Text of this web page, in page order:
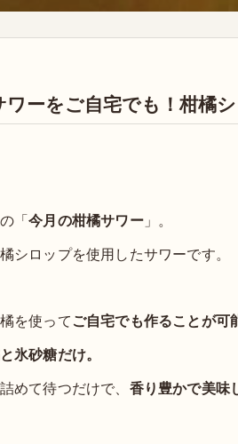
ワーをご自宅でも！柑橘
「今月の柑橘サワー」。
シロップを使用したサワーです。
を使ってご自宅でも作ることが可
氷砂糖だけ。
めて待つだけで、 香り豊かで美味